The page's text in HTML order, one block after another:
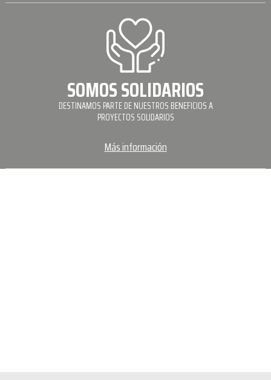
SOMOS SOLIDARIOS
DESTINAMOS PARTE DE NUESTROS BENEFICIOS A
PROYECTOS SOLIDARIOS
Más información